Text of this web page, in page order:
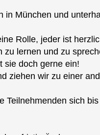
München und
Rolle, jeder ist
zu lernen und zu
sie doch gerne ein!
ziehen wir zu einer
sich